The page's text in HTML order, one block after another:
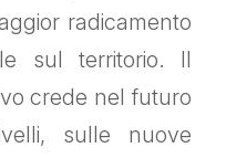
radicamento
sul territorio. Il
crede nel futuro
sulle nuove